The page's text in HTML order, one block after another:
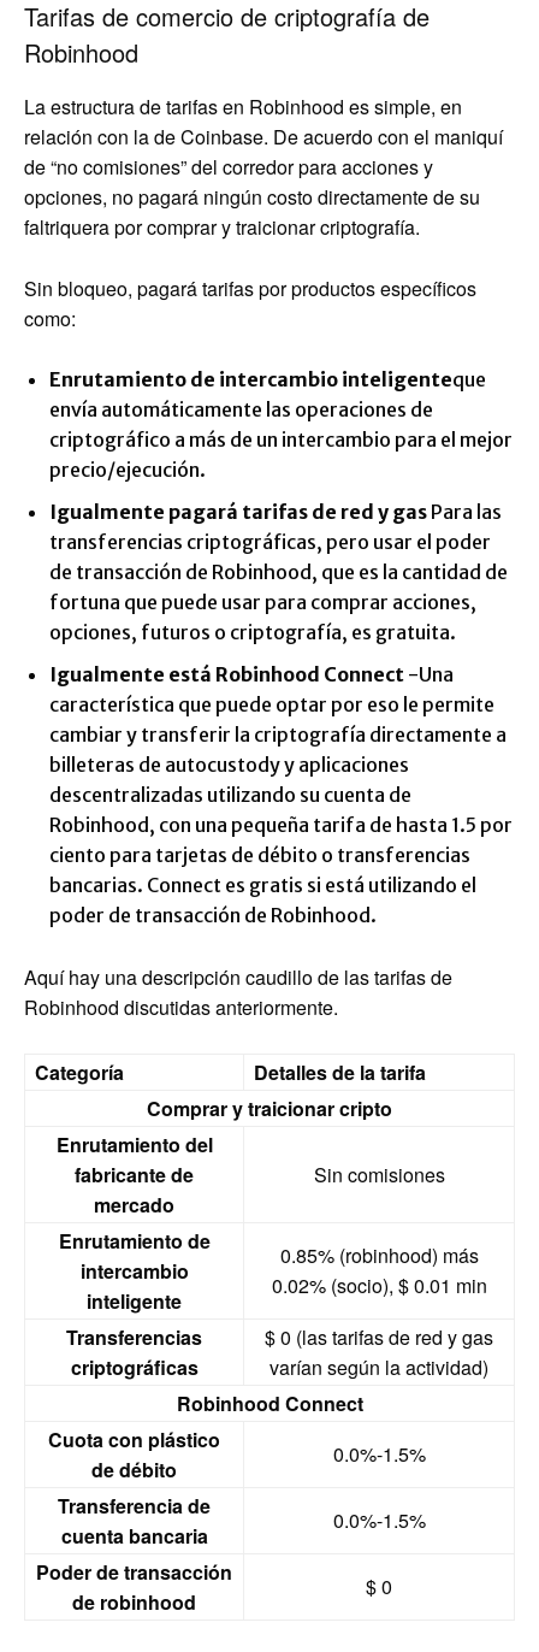
Tarifas de comercio de criptografía de
Robinhood
La estructura de tarifas en Robinhood es simple, en
relación con la de Coinbase. De acuerdo con el maniquí
de “no comisiones” del corredor para acciones y
opciones, no pagará ningún costo directamente de su
faltriquera por comprar y traicionar criptografía.
Sin bloqueo, pagará tarifas por productos específicos
como:
Enrutamiento de intercambio inteligenteque
envía automáticamente las operaciones de
criptográfico a más de un intercambio para el mejor
precio/ejecución.
Igualmente pagará tarifas de red y gas Para las
transferencias criptográficas, pero usar el poder
de transacción de Robinhood, que es la cantidad de
fortuna que puede usar para comprar acciones,
opciones, futuros o criptografía, es gratuita.
Igualmente está Robinhood Connect -Una
característica que puede optar por eso le permite
cambiar y transferir la criptografía directamente a
billeteras de autocustody y aplicaciones
descentralizadas utilizando su cuenta de
Robinhood, con una pequeña tarifa de hasta 1.5 por
ciento para tarjetas de débito o transferencias
bancarias. Connect es gratis si está utilizando el
poder de transacción de Robinhood.
Aquí hay una descripción caudillo de las tarifas de
Robinhood discutidas anteriormente.
Categoría
Detalles de la tarifa
Comprar y traicionar cripto
Enrutamiento del
fabricante de
mercado
Sin comisiones
Enrutamiento de
intercambio
inteligente
0.85% (robinhood) más
0.02% (socio), $ 0.01 min
Transferencias
criptográficas
$ 0 (las tarifas de red y gas
varían según la actividad)
Robinhood Connect
Cuota con plástico
de débito
0.0%-1.5%
Transferencia de
cuenta bancaria
0.0%-1.5%
Poder de transacción
de robinhood
$ 0